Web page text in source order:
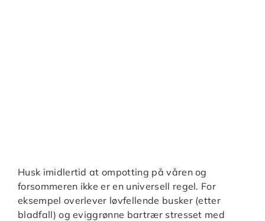
Husk imidlertid at ompotting på våren og
forsommeren ikke er en universell regel. For
eksempel overlever løvfellende busker (etter
bladfall) og eviggrønne bartrær stresset med